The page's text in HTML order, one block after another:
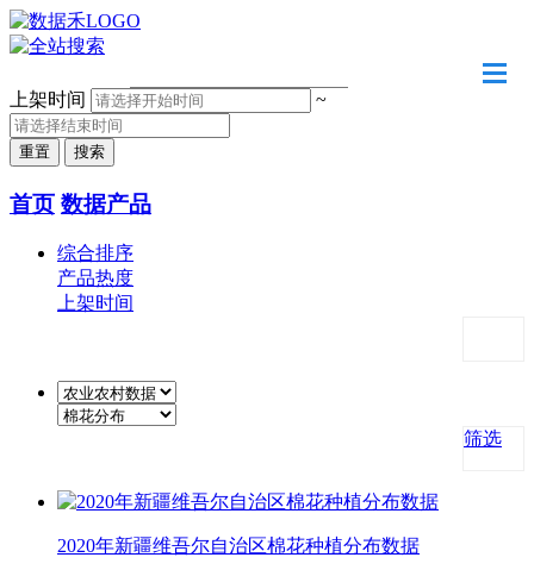
上架时间
~
首页 数据产品
综合排序
产品热度
上架时间
筛选
2020年新疆维吾尔自治区棉花种植分布数据